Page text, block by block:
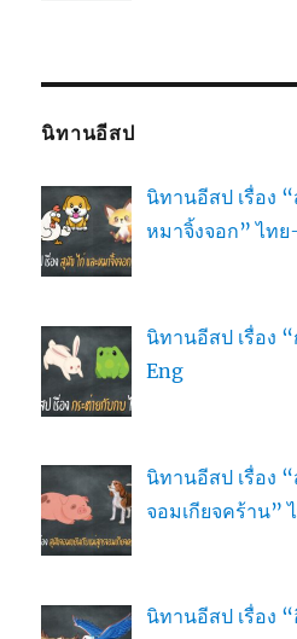
นิทานอีสป
นิทานอีสป เรื่อง
หมาจิ้งจอก” ไท
นิทานอีสป เรื่อง
Eng
นิทานอีสป เรื่อง
จอมเกียจคร้าน”
นิทานอีสป เรื่อง